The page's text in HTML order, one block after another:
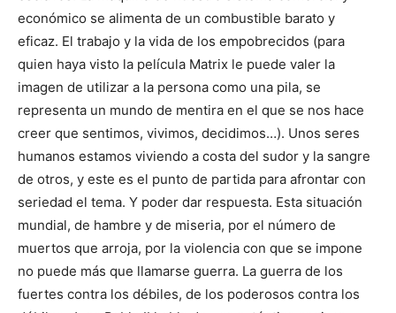
económico se alimenta de un combustible barato y
eficaz. El trabajo y la vida de los empobrecidos (para
quien haya visto la película Matrix le puede valer la
imagen de utilizar a la persona como una pila, se
representa un mundo de mentira en el que se nos hace
creer que sentimos, vivimos, decidimos…). Unos seres
humanos estamos viviendo a costa del sudor y la sangre
de otros, y este es el punto de partida para afrontar con
seriedad el tema. Y poder dar respuesta. Esta situación
mundial, de hambre y de miseria, por el número de
muertos que arroja, por la violencia con que se impone
no puede más que llamarse guerra. La guerra de los
fuertes contra los débiles, de los poderosos contra los